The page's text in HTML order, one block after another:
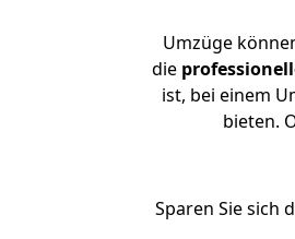
Umzüge
die
ist, bei einem
bieten.
Sparen Sie sich